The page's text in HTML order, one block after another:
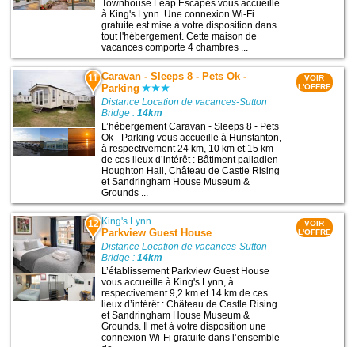
Townhouse Leap Escapes vous accueille
à King's Lynn. Une connexion Wi-Fi
gratuite est mise à votre disposition dans
tout l'hébergement. Cette maison de
vacances comporte 4 chambres ...
11 Caravan - Sleeps 8 - Pets Ok -
Parking
Distance Location de vacances-Sutton
Bridge :14km
L’hébergement Caravan - Sleeps 8 - Pets
Ok - Parking vous accueille à Hunstanton,
à respectivement 24 km, 10 km et 15 km
de ces lieux d’intérêt : Bâtiment palladien
Houghton Hall, Château de Castle Rising
et Sandringham House Museum &
Grounds ...
VOIR
L'OFFRE
12 King's Lynn
Parkview Guest House
Distance Location de vacances-Sutton
Bridge :14km
L’établissement Parkview Guest House
vous accueille à King's Lynn, à
respectivement 9,2 km et 14 km de ces
lieux d’intérêt : Château de Castle Rising
et Sandringham House Museum &
Grounds. Il met à votre disposition une
connexion Wi-Fi gratuite dans l’ensemble
VOIR
L'OFFRE